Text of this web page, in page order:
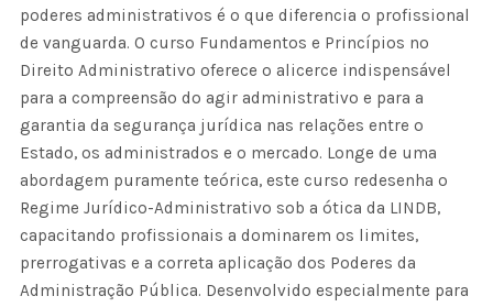
poderes administrativos é o que diferencia o profissional
de vanguarda. O curso Fundamentos e Princípios no
Direito Administrativo oferece o alicerce indispensável
para a compreensão do agir administrativo e para a
garantia da segurança jurídica nas relações entre o
Estado, os administrados e o mercado. Longe de uma
abordagem puramente teórica, este curso redesenha o
Regime Jurídico-Administrativo sob a ótica da LINDB,
capacitando profissionais a dominarem os limites,
prerrogativas e a correta aplicação dos Poderes da
Administração Pública. Desenvolvido especialmente para